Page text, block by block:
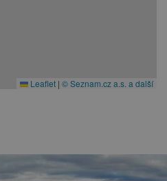
Leaflet | © Seznam.cz a.s. a další